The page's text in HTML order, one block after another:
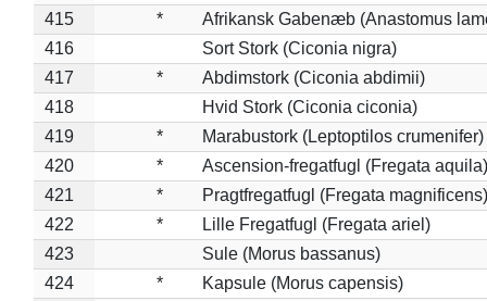
415
*
Afrikansk Gabenæb (Anastomus
416
Sort Stork (Ciconia nigra)
417
*
Abdimstork (Ciconia abdimii)
418
Hvid Stork (Ciconia ciconia)
419
*
Marabustork (Leptoptilos crumenifer)
420
*
Ascension-fregatfugl (Fregata aquila)
421
*
Pragtfregatfugl (Fregata magnificens)
422
*
Lille Fregatfugl (Fregata ariel)
423
Sule (Morus bassanus)
424
*
Kapsule (Morus capensis)